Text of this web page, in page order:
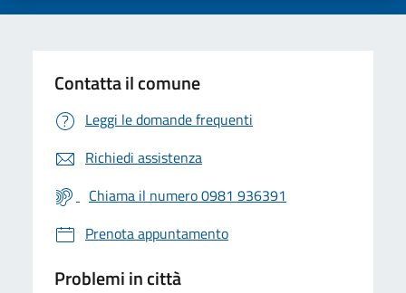
Contatta il comune
Leggi le domande frequenti
Richiedi assistenza
Chiama il numero 0981 936391
Prenota appuntamento
Problemi in città